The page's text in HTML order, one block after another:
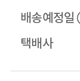
배송예정일
택배사